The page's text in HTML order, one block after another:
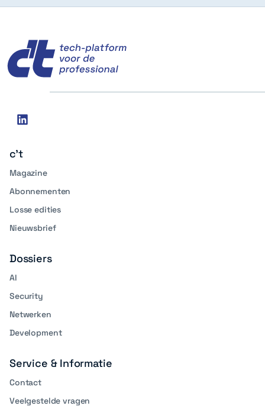
Social
linkedin
c't
Magazine
Abonnementen
Losse edities
Nieuwsbrief
Dossiers
AI
Security
Netwerken
Development
Service & Informatie
Contact
Veelgestelde vragen